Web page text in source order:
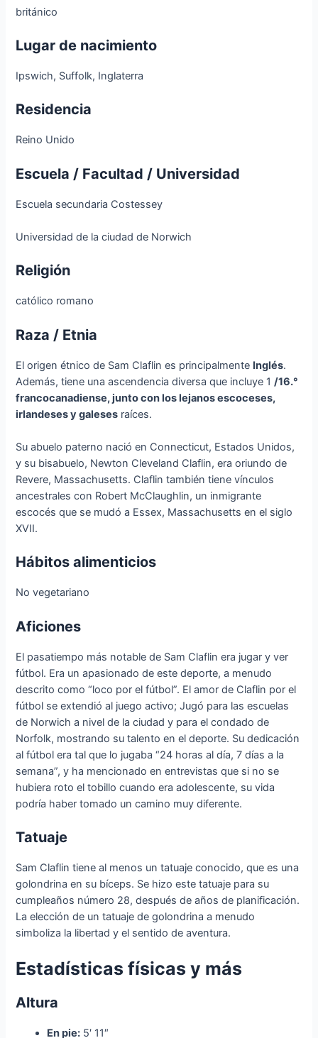
británico
Lugar de nacimiento
Ipswich, Suffolk, Inglaterra
Residencia
Reino Unido
Escuela / Facultad / Universidad
Escuela secundaria Costessey
Universidad de la ciudad de Norwich
Religión
católico romano
Raza / Etnia
El origen étnico de Sam Claflin es principalmente Inglés.
Además, tiene una ascendencia diversa que incluye 1/16.°
francocanadiense, junto con los lejanos escoceses,
irlandeses y galeses raíces.
Su abuelo paterno nació en Connecticut, Estados Unidos,
y su bisabuelo, Newton Cleveland Claflin, era oriundo de
Revere, Massachusetts. Claflin también tiene vínculos
ancestrales con Robert McClaughlin, un inmigrante
escocés que se mudó a Essex, Massachusetts en el siglo
XVII.
Hábitos alimenticios
No vegetariano
Aficiones
El pasatiempo más notable de Sam Claflin era jugar y ver
fútbol. Era un apasionado de este deporte, a menudo
descrito como “loco por el fútbol”. El amor de Claflin por el
fútbol se extendió al juego activo; Jugó para las escuelas
de Norwich a nivel de la ciudad y para el condado de
Norfolk, mostrando su talento en el deporte. Su dedicación
al fútbol era tal que lo jugaba “24 horas al día, 7 días a la
semana”, y ha mencionado en entrevistas que si no se
hubiera roto el tobillo cuando era adolescente, su vida
podría haber tomado un camino muy diferente.
Tatuaje
Sam Claflin tiene al menos un tatuaje conocido, que es una
golondrina en su bíceps. Se hizo este tatuaje para su
cumpleaños número 28, después de años de planificación.
La elección de un tatuaje de golondrina a menudo
simboliza la libertad y el sentido de aventura.
Estadísticas físicas y más
Altura
En pie: 5′ 11″